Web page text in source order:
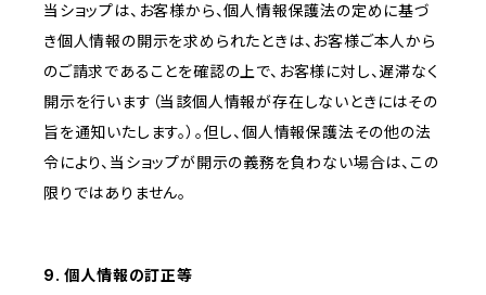
当ショップは、お客様から、個人情報保護法の定めに基づ
き個人情報の開示を求められたときは、お客様ご本人から
のご請求であることを確認の上で、お客様に対し、遅滞なく
開示を行います（当該個人情報が存在しないときにはその
旨を通知いたします。）。但し、個人情報保護法その他の法
令により、当ショップが開示の義務を負わない場合は、この
限りではありません。
9. 個人情報の訂正等